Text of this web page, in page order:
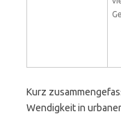
Kurz
Wendigkeit in